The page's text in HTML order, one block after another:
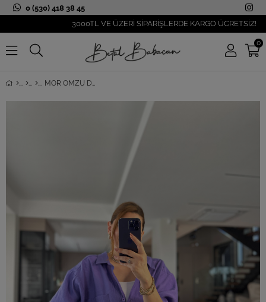
0 (530) 418 38 45
3000TL VE ÜZERİ SİPARİŞLERDE KARGO ÜCRETSİZ!
0
MOR OMZU DÜŞÜK TEK CEPLI GÖMLEK